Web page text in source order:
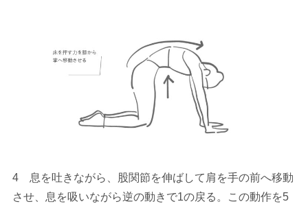
4 息を吐きながら、股関節を伸ばして肩を手の前へ移動
させ、息を吸いながら逆の動きで1の戻る。この動作を5